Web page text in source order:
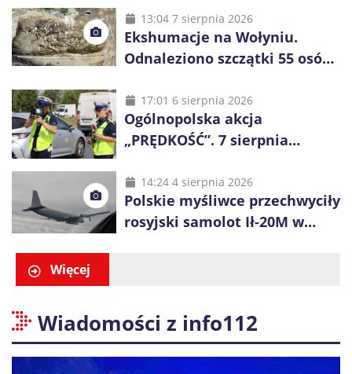
48 godzin
13:04 7 sierpnia 2026
Ekshumacje na Wołyniu.
Odnaleziono szczątki 55 osób,
17:01 6 sierpnia 2026
Ogólnopolska akcja
„PRĘDKOŚĆ”. 7 sierpnia
14:24 4 sierpnia 2026
Polskie myśliwce przechwyciły
rosyjski samolot Ił-20M w
Więcej
Wiadomości z info112